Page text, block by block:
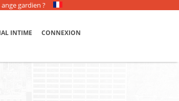
gardien ?
INTIME CONNEXION